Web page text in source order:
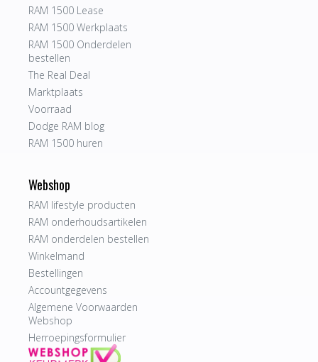
RAM 1500 Lease
RAM 1500 Werkplaats
RAM 1500 Onderdelen
bestellen
The Real Deal
Marktplaats
Voorraad
Dodge RAM blog
RAM 1500 huren
Webshop
RAM lifestyle producten
RAM onderhoudsartikelen
RAM onderdelen bestellen
Winkelmand
Bestellingen
Accountgegevens
Algemene Voorwaarden
Webshop
Herroepingsformulier